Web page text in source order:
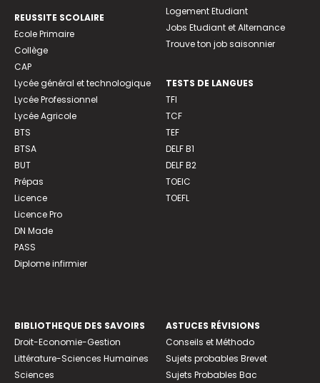
REUSSITE SCOLAIRE
Ecole Primaire
Collège
CAP
Lycée général et technologique
Lycée Professionnel
Lycée Agricole
BTS
BTSA
BUT
Prépas
Licence
Licence Pro
DN Made
PASS
Diplome infirmier
Logement Etudiant
Jobs Etudiant et Alternance
Trouve ton job saisonnier
TESTS DE LANGUES
TFI
TCF
TEF
DELF B1
DELF B2
TOEIC
TOEFL
BIBLIOTHEQUE DES SAVOIRS
Droit-Economie-Gestion
Littérature-Sciences Humaines
Sciences
ASTUCES RÉVISIONS
Conseils et Méthodo
Sujets probables Brevet
Sujets Probables Bac